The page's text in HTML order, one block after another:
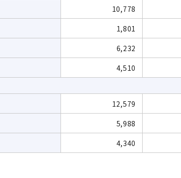
10,778
1,801
6,232
4,510
12,579
5,988
4,340